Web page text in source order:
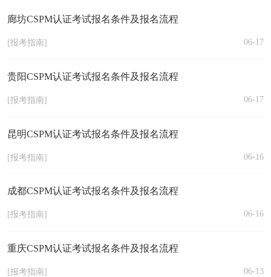
廊坊CSPM认证考试报名条件及报名流程
[报考指南] 06-17
贵阳CSPM认证考试报名条件及报名流程
[报考指南] 06-17
昆明CSPM认证考试报名条件及报名流程
[报考指南] 06-16
成都CSPM认证考试报名条件及报名流程
[报考指南] 06-16
重庆CSPM认证考试报名条件及报名流程
[报考指南] 06-13